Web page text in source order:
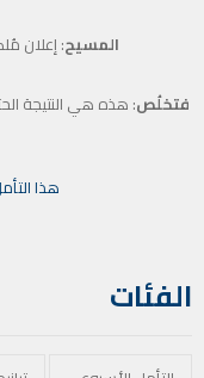
المسيح: إعلان
فتخلُص: هذه هي النتيجة
هذا
الفئات